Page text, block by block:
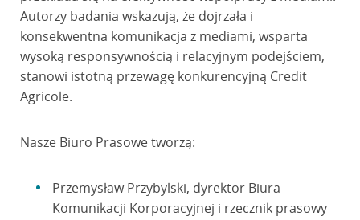
Autorzy badania wskazują, że dojrzała i
konsekwentna komunikacja z mediami, wsparta
wysoką responsywnością i relacyjnym podejściem,
stanowi istotną przewagę konkurencyjną Credit
Agricole.
Nasze Biuro Prasowe tworzą:
Przemysław Przybylski, dyrektor Biura
Komunikacji Korporacyjnej i rzecznik prasowy